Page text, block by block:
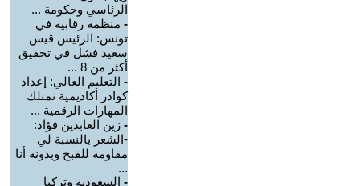
الرئاسي وحكومة ...
- منظمة رقابية في
تونس: الرئيس قيس
سعيد فشل في تحقيق
أكثر من 8 ...
- التعليم العالي: إعداد
كوادر أكاديمية تمتلك
المهارات الرقمية ...
- زين العابدين فؤاد:
-الشعر بالنسبة لي
مقاومة للقبح وبدونه أنا
...
- السعودية وتركيا